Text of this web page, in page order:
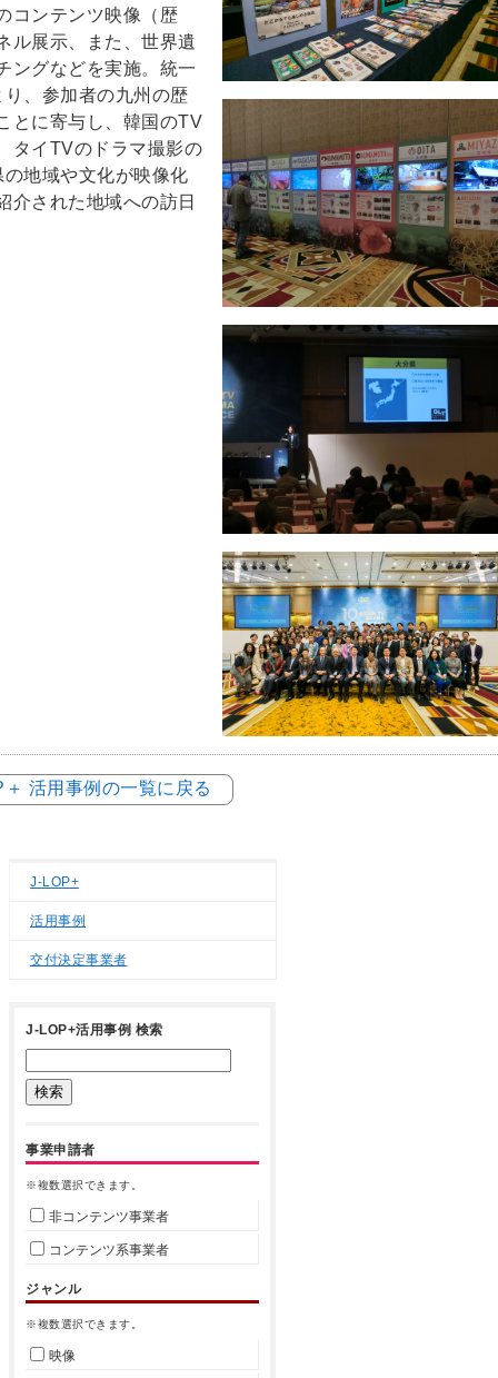
コンテンツ映像（歴
ル展示、また、世界遺
ングなどを実施。統一
、参加者の九州の歴
とに寄与し、韓国のTV
タイTVのドラマ撮影の
地域や文化が映像化
介された地域への訪日
＋ 活用事例の一覧に戻る
J-LOP+
活用事例
交付決定事業者
J-LOP+活用事例 検索
事業申請者
※複数選択できます。
非コンテンツ事業者
コンテンツ系事業者
ジャンル
※複数選択できます。
映像